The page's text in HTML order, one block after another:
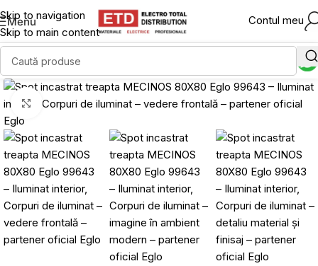
Skip to navigation
Skip to main content
Menu Contul meu
Click to enlarge